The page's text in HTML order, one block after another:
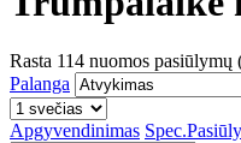
Rasta 114 nuomos pasiūlymų
Palanga
Apgyvendinimas